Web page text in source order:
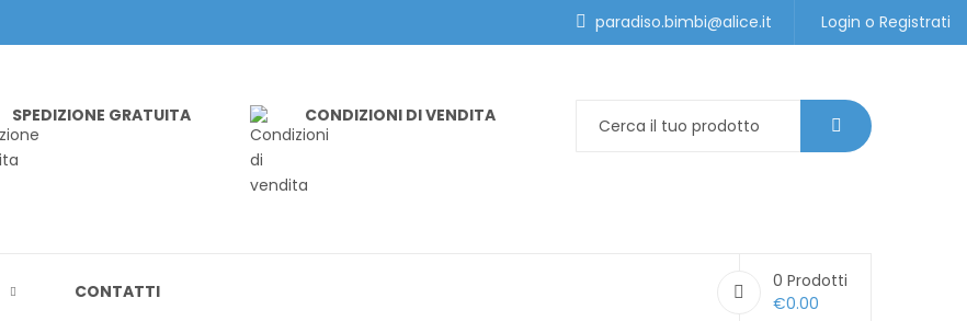
paradiso.bimbi@alice.it Login o Registrati
SPEDIZIONE GRATUITA CONDIZIONI DI VENDITA
CONTATTI 0 Prodotti
€0.00